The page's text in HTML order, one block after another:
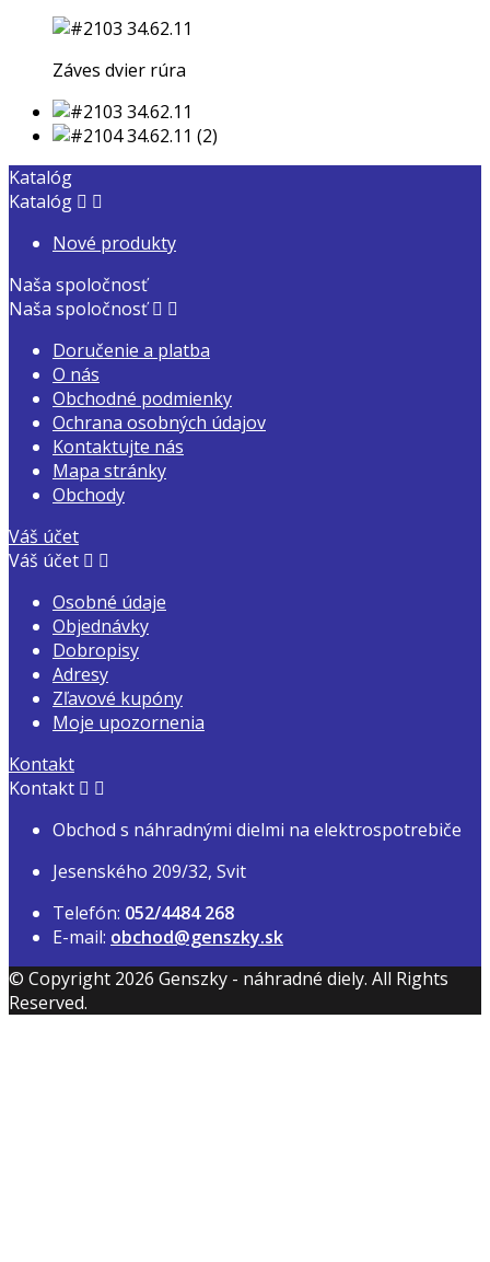
Záves dvier rúra
Katalóg
Katalóg  
Nové produkty
Naša spoločnosť
Naša spoločnosť  
Doručenie a platba
O nás
Obchodné podmienky
Ochrana osobných údajov
Kontaktujte nás
Mapa stránky
Obchody
Váš účet
Váš účet  
Osobné údaje
Objednávky
Dobropisy
Adresy
Zľavové kupóny
Moje upozornenia
Kontakt
Kontakt  
Obchod s náhradnými dielmi na elektrospotrebiče
Jesenského 209/32, Svit
Telefón: 052/4484 268
E-mail: obchod@genszky.sk
© Copyright 2026 Genszky - náhradné diely. All Rights
Reserved.